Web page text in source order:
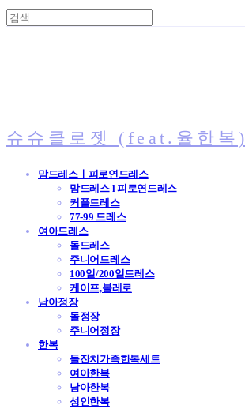
슈슈클로젯 (feat.율한복)
맘드레스ㅣ피로연드레스
맘드레스 l 피로연드레스
커플드레스
77-99 드레스
여아드레스
돌드레스
주니어드레스
100일/200일드레스
케이프,볼레로
남아정장
돌정장
주니어정장
한복
돌잔치가족한복세트
여아한복
남아한복
성인한복